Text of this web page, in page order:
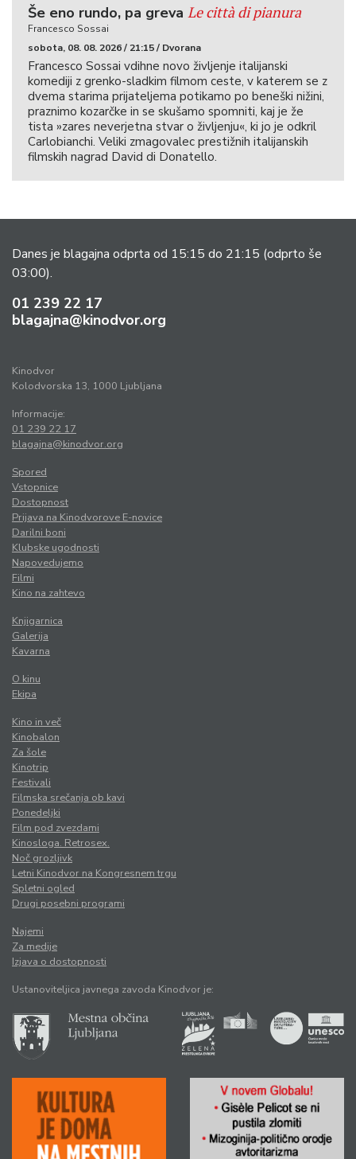
Še eno rundo, pa greva Le città di pianura
Francesco Sossai
sobota, 08. 08. 2026 / 21:15 / Dvorana
Francesco Sossai vdihne novo življenje italijanski
komediji z grenko-sladkim filmom ceste, v katerem se z
dvema starima prijateljema potikamo po beneški nižini,
praznimo kozarčke in se skušamo spomniti, kaj je že
tista »zares neverjetna stvar o življenju«, ki jo je odkril
Carlobianchi. Veliki zmagovalec prestižnih italijanskih
filmskih nagrad David di Donatello.
Danes je blagajna odprta od 15:15 do 21:15 (odprto še
03:00).
01 239 22 17
blagajna@kinodvor.org
Kinodvor
Kolodvorska 13, 1000 Ljubljana
Informacije:
01 239 22 17
blagajna@kinodvor.org
Spored
Vstopnice
Dostopnost
Prijava na Kinodvorove E-novice
Darilni boni
Klubske ugodnosti
Napovedujemo
Filmi
Kino na zahtevo
Knjigarnica
Galerija
Kavarna
O kinu
Ekipa
Kino in več
Kinobalon
Za šole
Kinotrip
Festivali
Filmska srečanja ob kavi
Ponedeljki
Film pod zvezdami
Kinosloga. Retrosex.
Noč grozljivk
Letni Kinodvor na Kongresnem trgu
Spletni ogled
Drugi posebni programi
Najemi
Za medije
Izjava o dostopnosti
Ustanoviteljica javnega zavoda Kinodvor je: